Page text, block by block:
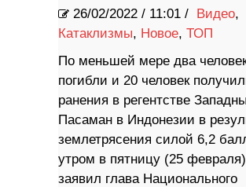
26/02/2022 / 11:01 / Видео,
Катаклизмы, Новое, ТОП
По меньшей мере два
погибли и 20 человек
ранения в регентстве
Пасаман в Индонезии в
землетрясения силой 6,2
утром в пятницу (25
заявил глава Национального